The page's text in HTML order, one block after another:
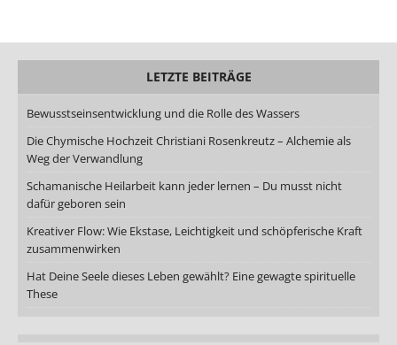
LETZTE BEITRÄGE
Bewusstseinsentwicklung und die Rolle des Wassers
Die Chymische Hochzeit Christiani Rosenkreutz – Alchemie als
Weg der Verwandlung
Schamanische Heilarbeit kann jeder lernen – Du musst nicht
dafür geboren sein
Kreativer Flow: Wie Ekstase, Leichtigkeit und schöpferische Kraft
zusammenwirken
Hat Deine Seele dieses Leben gewählt? Eine gewagte spirituelle
These